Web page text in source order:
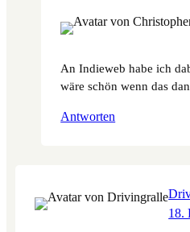
An Indieweb habe ich
wäre schön wenn das
Antworten
18.